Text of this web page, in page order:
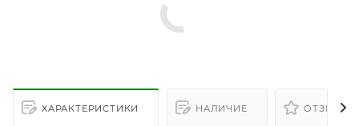
ХАРАКТЕРИСТИКИ НАЛИЧИЕ ОТЗЫВЫ